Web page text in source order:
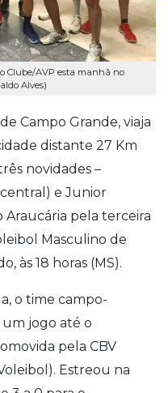
Clube/AVP esta manhã no
Alves)
Campo Grande, viaja
distante 27 Km
novidades –
e Junior
Araucária pela terceira
Masculino de
às 18 horas (MS).
o time campo-
jogo até o
pela CBV
Estreou na